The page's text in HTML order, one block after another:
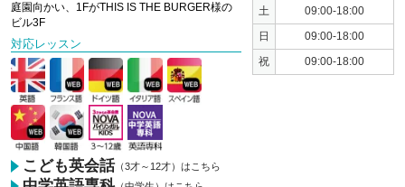
庭園向かい、1FがTHIS IS THE BURGER様の
ビル3F
対応レッスン
こども英会話（3才～12才）はこちら
土 09:00-18:00
日 09:00-18:00
祝 09:00-18:00